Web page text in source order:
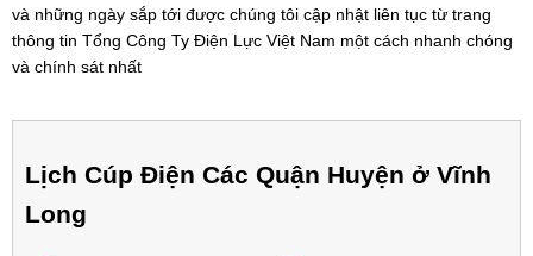
và những ngày sắp tới được chúng tôi cập nhật liên tục từ trang
thông tin Tổng Công Ty Điện Lực Việt Nam một cách nhanh chóng
và chính sát nhất
Lịch Cúp Điện Các Quận Huyện ở Vĩnh
Long